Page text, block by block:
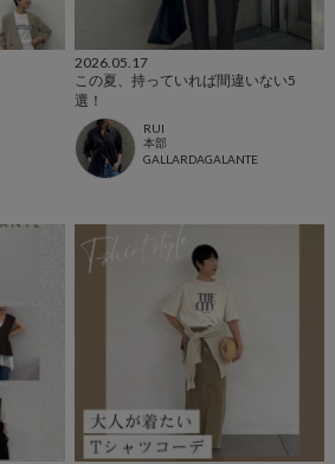
2026.05.17
この夏、持っていれば間違いない5
選！
RUI
本部
GALLARDAGALANTE